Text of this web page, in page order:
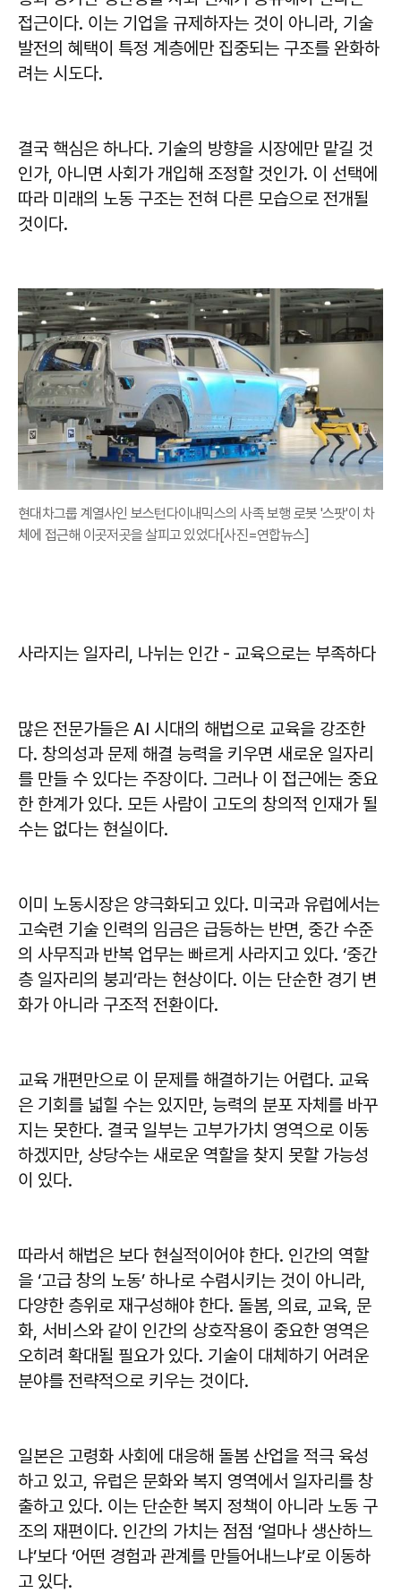
접근이다. 이는 기업을 규제하자는 것이 아니라, 기술
발전의 혜택이 특정 계층에만 집중되는 구조를 완화하
려는 시도다.
결국 핵심은 하나다. 기술의 방향을 시장에만 맡길 것
인가, 아니면 사회가 개입해 조정할 것인가. 이 선택에
따라 미래의 노동 구조는 전혀 다른 모습으로 전개될
것이다.
현대차그룹 계열사인 보스턴다이내믹스의 사족 보행 로봇 '스팟'이 차
체에 접근해 이곳저곳을 살피고 있었다[사진=연합뉴스]
사라지는 일자리, 나뉘는 인간 - 교육으로는 부족하다
많은 전문가들은 AI 시대의 해법으로 교육을 강조한
다. 창의성과 문제 해결 능력을 키우면 새로운 일자리
를 만들 수 있다는 주장이다. 그러나 이 접근에는 중요
한 한계가 있다. 모든 사람이 고도의 창의적 인재가 될
수는 없다는 현실이다.
이미 노동시장은 양극화되고 있다. 미국과 유럽에서는
고숙련 기술 인력의 임금은 급등하는 반면, 중간 수준
의 사무직과 반복 업무는 빠르게 사라지고 있다. ‘중간
층 일자리의 붕괴’라는 현상이다. 이는 단순한 경기 변
화가 아니라 구조적 전환이다.
교육 개편만으로 이 문제를 해결하기는 어렵다. 교육
은 기회를 넓힐 수는 있지만, 능력의 분포 자체를 바꾸
지는 못한다. 결국 일부는 고부가가치 영역으로 이동
하겠지만, 상당수는 새로운 역할을 찾지 못할 가능성
이 있다.
따라서 해법은 보다 현실적이어야 한다. 인간의 역할
을 ‘고급 창의 노동’ 하나로 수렴시키는 것이 아니라,
다양한 층위로 재구성해야 한다. 돌봄, 의료, 교육, 문
화, 서비스와 같이 인간의 상호작용이 중요한 영역은
오히려 확대될 필요가 있다. 기술이 대체하기 어려운
분야를 전략적으로 키우는 것이다.
일본은 고령화 사회에 대응해 돌봄 산업을 적극 육성
하고 있고, 유럽은 문화와 복지 영역에서 일자리를 창
출하고 있다. 이는 단순한 복지 정책이 아니라 노동 구
조의 재편이다. 인간의 가치는 점점 ‘얼마나 생산하느
냐’보다 ‘어떤 경험과 관계를 만들어내느냐’로 이동하
고 있다.